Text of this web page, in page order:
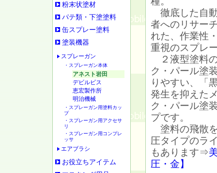
粉末状塗材
パテ類・下塗塗料
缶スプレー塗料
塗装機器
スプレーガン
・スプレーガン本体
アネスト岩田
デビルビス
恵宏製作所
明治機械
・スプレーガン用塗料カッ
プ
・スプレーガン用アクセサ
リ
・スプレーガン用コンプレ
ッサ
エアブラシ
お役立ちアイテム
徹底した自
者へのリサー
れた、作業性
重視のスプレ
２液型塗料
ク・パール塗
りやすい、「
発生を抑えた
ク・パール塗
プです。
塗料の飛散
圧タイプのラ
もあります⇒
圧・金】